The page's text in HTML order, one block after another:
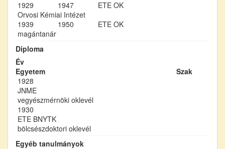
1929
1947
ETE OK
Orvosi Kémiai Intézet
1939
1950
ETE OK
magántanár
Diploma
Év
Egyetem
Szak
1928
JNME
vegyészmérnöki oklevél
1930
ETE BNYTK
bölcsészdoktori oklevél
Egyéb tanulmányok